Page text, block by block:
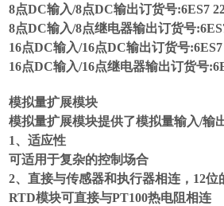
8点DC输入/8点DC输出订货号:6ES7
8点DC输入/8点继电器输出订货号
16点DC输入/16点DC输出订货号
16点DC输入/16点继电器输出订货号
模拟量扩展模块
模拟量扩展模块提供了模拟量输入/输
1、适应性
可适用于复杂的控制场合
2、直接与传感器和执行器相连，12
RTD模块可直接与PT100热电阻相连